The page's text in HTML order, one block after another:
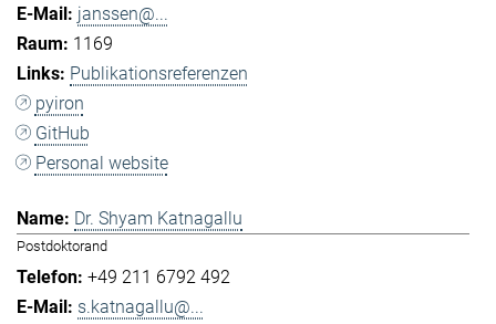
janssen@...
1169
Publikationsreferenzen
pyiron
GitHub
Personal website
Dr. Shyam Katnagallu
Postdoktorand
+49 211 6792 492
s.katnagallu@...